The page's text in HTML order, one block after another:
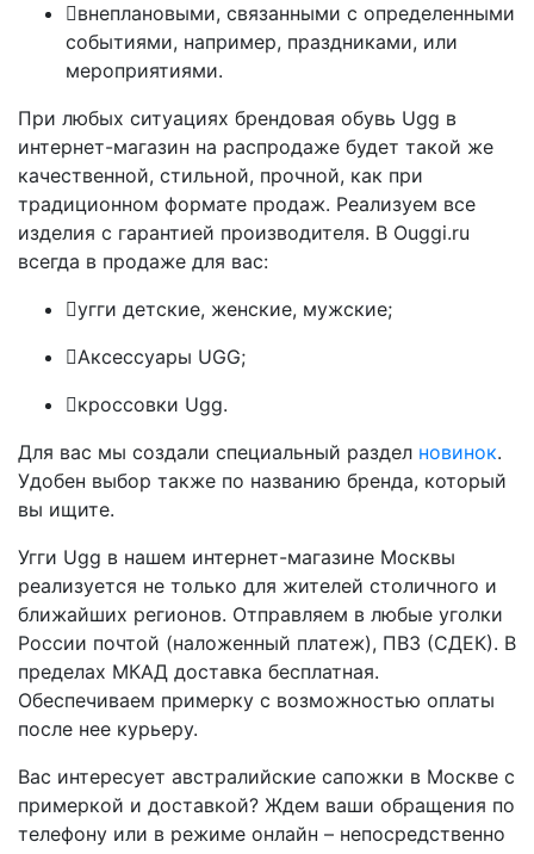
внеплановыми, связанными с определенными
событиями, например, праздниками, или
мероприятиями.
При любых ситуациях брендовая обувь Ugg в
интернет-магазин на распродаже будет такой же
качественной, стильной, прочной, как при
традиционном формате продаж. Реализуем все
изделия с гарантией производителя. В Ouggi.ru
всегда в продаже для вас:
угги детские, женские, мужские;
Аксессуары UGG;
кроссовки Ugg.
Для вас мы создали специальный раздел новинок.
Удобен выбор также по названию бренда, который
вы ищите.
Угги Ugg в нашем интернет-магазине Москвы
реализуется не только для жителей столичного и
ближайших регионов. Отправляем в любые уголки
России почтой (наложенный платеж), ПВЗ (СДЕК). В
пределах МКАД доставка бесплатная.
Обеспечиваем примерку с возможностью оплаты
после нее курьеру.
Вас интересует австралийские сапожки в Москве с
примеркой и доставкой? Ждем ваши обращения по
телефону или в режиме онлайн – непосредственно